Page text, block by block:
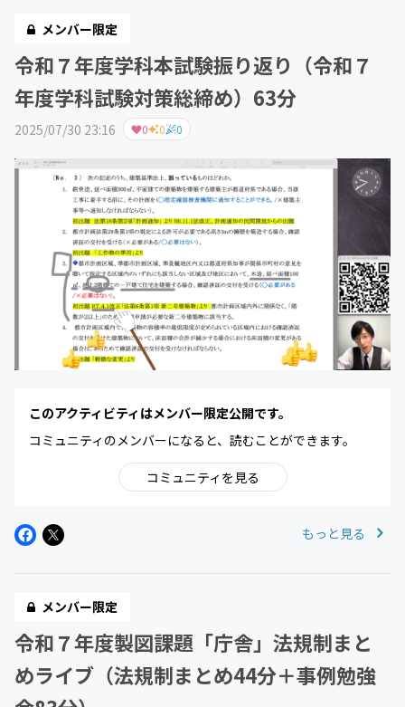
メンバー限定
令和７年度学科本試験振り返り（令和７
年度学科試験対策総締め）63分
2025/07/30 23:16 0 0 0
このアクティビティはメンバー限定公開です。
コミュニティのメンバーになると、読むことができます。
コミュニティを見る
もっと見る
メンバー限定
令和７年度製図課題「庁舎」法規制まと
めライブ（法規制まとめ44分＋事例勉強